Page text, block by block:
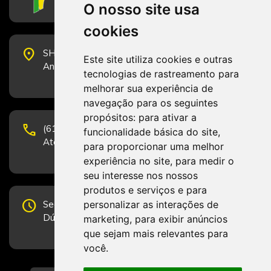
O nosso site usa
cookies
Este site utiliza cookies e outras
tecnologias de rastreamento para
melhorar sua experiência de
navegação para os seguintes
propósitos: para ativar a
funcionalidade básica do site,
para proporcionar uma melhor
experiência no site, para medir o
seu interesse nos nossos
produtos e serviços e para
personalizar as interações de
marketing, para exibir anúncios
que sejam mais relevantes para
você.
place
SHS Quadra 6, Bloco E, Complexo Brasil 21, 20º
Andar, Sala 2001 - CEP 70322-915 - Brasília/DF
phone
(61) 3223-1652 e (61) 98131-3801.
Atendimento por telefone em horário comercial
schedule Segunda-feira a Sexta-feira de 12h às 19h.
Dúvidas e sugestões pelo Fale Conosco.